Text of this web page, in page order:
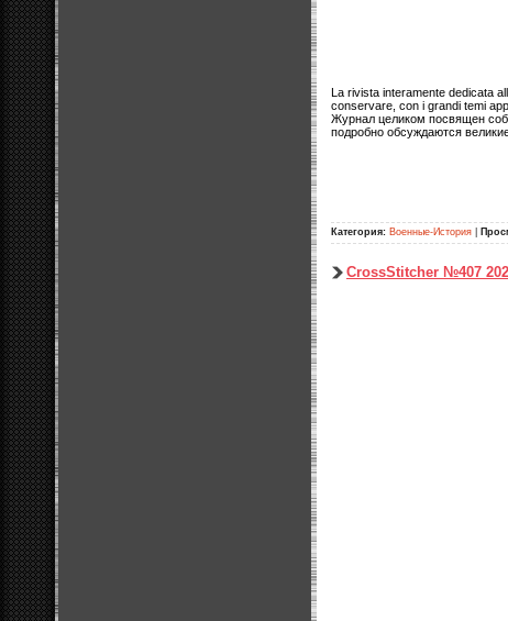
La rivista interamente dedicata
conservare, con i grandi temi
Журнал целиком посвящен
подробно обсуждаются
Категория: Военные-История
CrossStitcher №407